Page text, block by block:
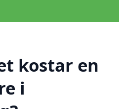
kostar en
i